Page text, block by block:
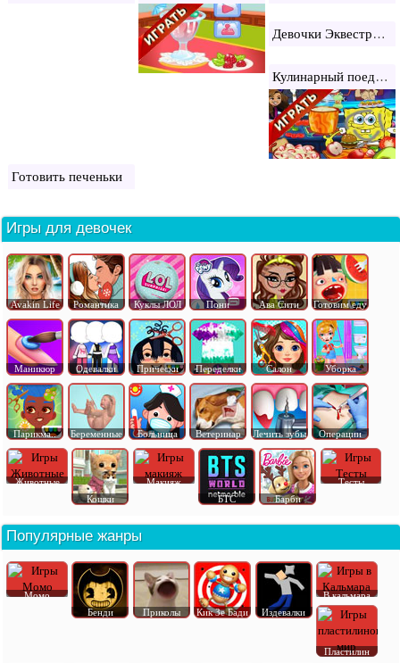
Девочки Эквестрии готовят сладости
Кулинарный поединок
Готовить печеньки
Игры для девочек
Avakin Life Романтика Куклы ЛОЛ Пони Ава Сити Готовим еду
Маникюр Одевалки Прически Переделки Салон Уборка
Парикма.. Беременные Больница Ветеринар Лечить зубы Операции
Животные
Кошки
Макияж
БТС
Барби
Тесты
Популярные жанры
Момо
Бенди
Приколы Кик Зе Бади Издевалки
В кальмара
Пластилин